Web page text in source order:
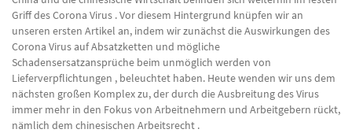
Griff des Corona Virus . Vor diesem Hintergrund knüpfen wir an
unseren ersten Artikel an, indem wir zunächst die Auswirkungen des
Corona Virus auf Absatzketten und mögliche
Schadensersatzansprüche beim unmöglich werden von
Lieferverpflichtungen , beleuchtet haben. Heute wenden wir uns dem
nächsten großen Komplex zu, der durch die Ausbreitung des Virus
immer mehr in den Fokus von Arbeitnehmern und Arbeitgebern rückt,
nämlich dem chinesischen Arbeitsrecht .